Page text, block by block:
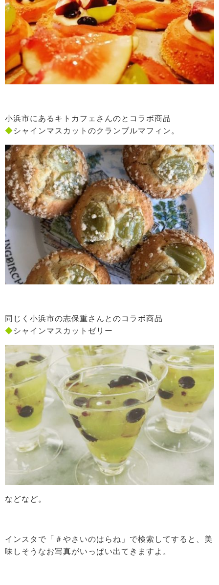
小浜市にあるキトカフェさんのとコラボ商品
◆シャインマスカットのクランブルマフィン。
同じく小浜市の志保重さんとのコラボ商品
◆シャインマスカットゼリー
などなど。
インスタで「＃やさいのはらね」で検索してすると、美
味しそうなお写真がいっぱい出てきますよ。